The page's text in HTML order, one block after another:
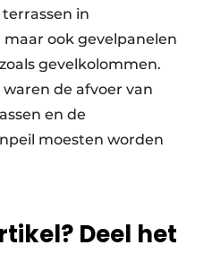
in
ook gevelpanelen
gevelkolommen.
de afvoer van
en de
moesten worden
Deel het